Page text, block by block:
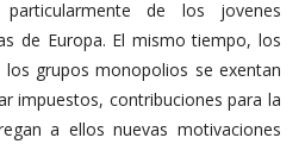
de los jovenes
de Europa. El mismo tiempo, los
los grupos monopolios se exentan
impuestos, contribuciones para la
a ellos nuevas motivaciones